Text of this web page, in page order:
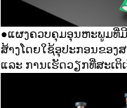
●ແຜງຄວບຄຸມອຸນຫະພູມທີ່ມີ
ສ້າງໂດຍໃຊ້ອຸປະກອນຂອງ
ແລະ ການເຮັດວຽກທີ່ສະເຕິ